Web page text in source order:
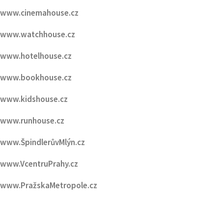
www.hotelhouse.cz
www.bookhouse.cz
www.kidshouse.cz
www.runhouse.cz
www.ŠpindlerůvMlýn.cz
www.VcentruPrahy.cz
www.PražskaMetropole.cz
www.PražskýVáclavák.cz